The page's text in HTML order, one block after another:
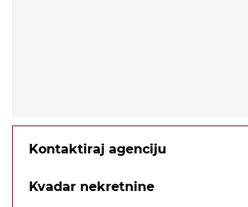
Kontaktiraj agenciju
Kvadar nekretnine